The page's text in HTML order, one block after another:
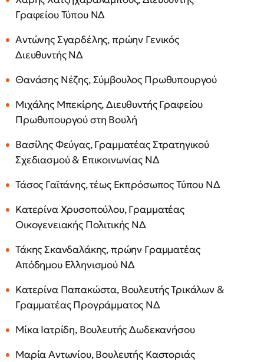
Γραφείου Τύπου ΝΔ
Αντώνης Σγαρδέλης, πρώην Γενικός
Διευθυντής ΝΔ
Θανάσης Νέζης, Σύμβουλος Πρωθυπουργού
Μιχάλης Μπεκίρης, Διευθυντής Γραφείου
Πρωθυπουργού στη Βουλή
Βασίλης Φεύγας, Γραμματέας Στρατηγικού
Σχεδιασμού & Επικοινωνίας ΝΔ
Τάσος Γαϊτάνης, τέως Εκπρόσωπος Τύπου ΝΔ
Κατερίνα Χρυσοπούλου, Γραμματέας
Οικογενειακής Πολιτικής ΝΔ
Τάκης Σκανδαλάκης, πρώην Γραμματέας
Απόδημου Ελληνισμού ΝΔ
Κατερίνα Παπακώστα, Βουλευτής Τρικάλων &
Γραμματέας Προγράμματος ΝΔ
Μίκα Ιατρίδη, Βουλευτής Δωδεκανήσου
Μαρία Αντωνίου, Βουλευτής Καστοριάς